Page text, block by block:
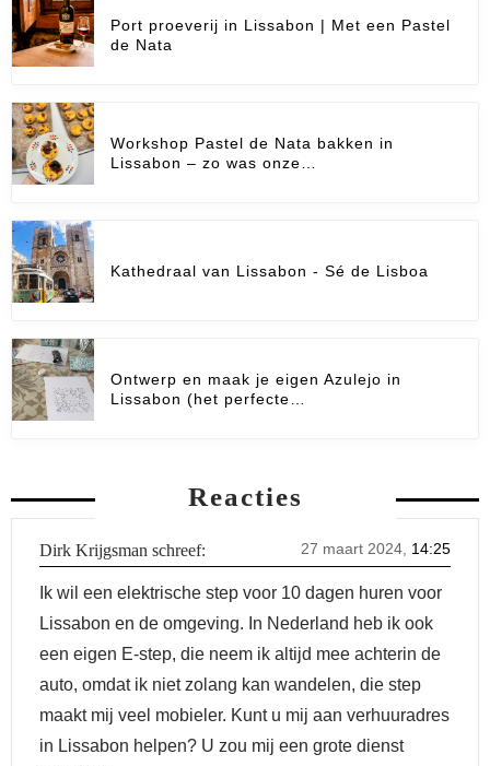
Port proeverij in Lissabon | Met een Pastel
de Nata
Workshop Pastel de Nata bakken in
Lissabon – zo was onze…
Kathedraal van Lissabon - Sé de Lisboa
Ontwerp en maak je eigen Azulejo in
Lissabon (het perfecte…
Reacties
Dirk Krijgsman schreef: 27 maart 2024, 14:25
Ik wil een elektrische step voor 10 dagen huren voor
Lissabon en de omgeving. In Nederland heb ik ook
een eigen E-step, die neem ik altijd mee achterin de
auto, omdat ik niet zolang kan wandelen, die step
maakt mij veel mobieler. Kunt u mij aan verhuuradres
in Lissabon helpen? U zou mij een grote dienst